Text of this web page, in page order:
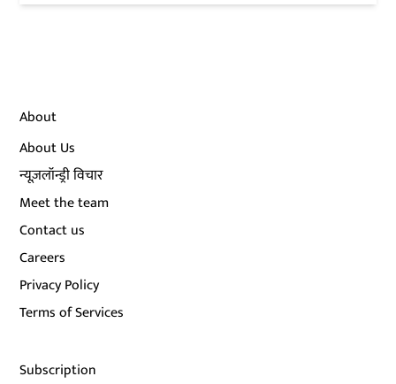
About
About Us
न्यूज़लॉन्ड्री विचार
Meet the team
Contact us
Careers
Privacy Policy
Terms of Services
Subscription